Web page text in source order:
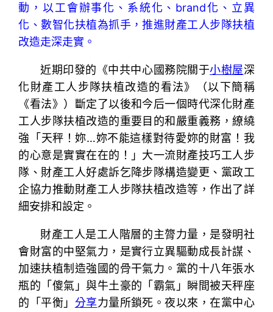
動，以工會辦事化、系統化、brand化、立異
化、數智化扶植為抓手，推進財產工人步隊扶植
改造走深走實。
近期印發的《中共中心國務院關于小樹屋深
化財產工人步隊扶植改造的看法》（以下簡稱
《看法》）斷定了以後和今后一個時代深化財產
工人步隊扶植改造的重要目的和嚴重義務，繚繞
強「天秤！妳…妳不能這樣對待愛妳的財富！我
的心意是實實在在的！」大一流財產技巧工人步
隊、財產工人好處訴乞降步隊構造變更、黨政工
企協力推動財產工人步隊扶植改造等，作出了詳
細安排和設定。
財產工人是工人階層的主膂力量，是發明社
會財富的中堅氣力，是實行立異驅動成長計謀、
加速扶植制造強國的骨干氣力。黨的十八年張水
瓶的「傻氣」與牛土豪的「霸氣」瞬間被天秤座
的「平衡」 分享力量所鎖死。夜以來，在黨中心